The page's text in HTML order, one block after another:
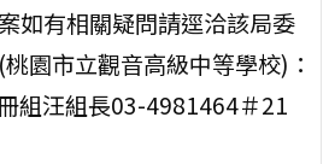
如有相關疑問請逕洽該局委
園市立觀音高級中等學校)：
組汪組長03-4981464＃21